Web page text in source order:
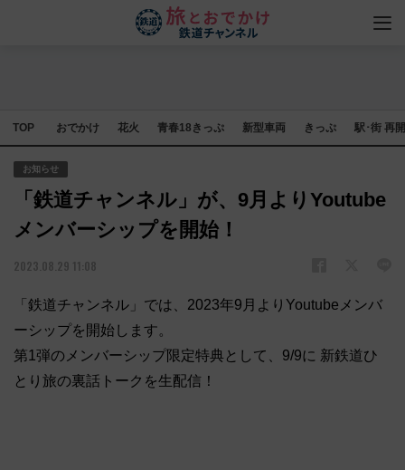
TOP おでかけ 花火 青春18きっぷ 新型車両 きっぷ 駅･街 再
お知らせ
「鉄道チャンネル」が、9月よりYoutube
メンバーシップを開始！
2023.08.29 11:08
「鉄道チャンネル」では、2023年9月よりYoutubeメンバ
ーシップを開始します。
第1弾のメンバーシップ限定特典として、9/9に 新鉄道ひ
とり旅の裏話トークを生配信！